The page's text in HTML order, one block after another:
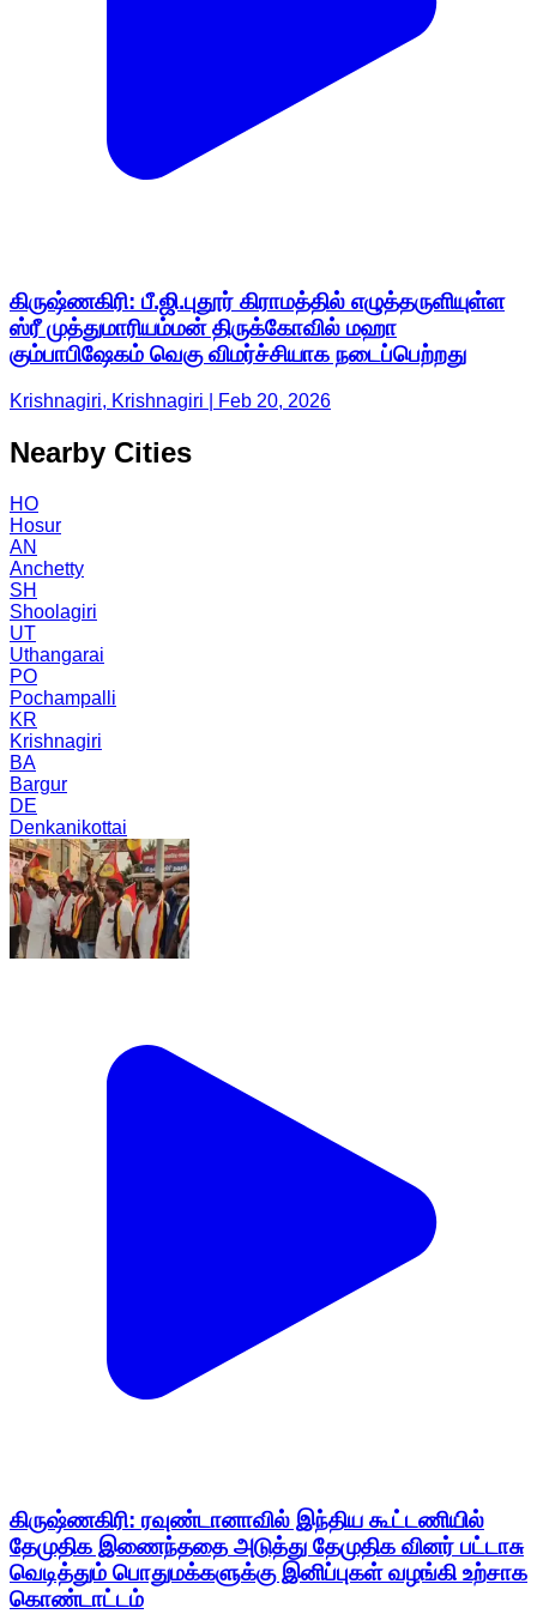
கிருஷ்ணகிரி: பீ.ஜி.புதூர் கிராமத்தில் எழுத்தருளியுள்ள
ஸ்ரீ முத்துமாரியம்மன் திருக்கோவில் மஹா
கும்பாபிஷேகம் வெகு விமர்ச்சியாக நடைப்பெற்றது
Krishnagiri, Krishnagiri | Feb 20, 2026
Nearby Cities
HO
Hosur
AN
Anchetty
SH
Shoolagiri
UT
Uthangarai
PO
Pochampalli
KR
Krishnagiri
BA
Bargur
DE
Denkanikottai
கிருஷ்ணகிரி: ரவுண்டானாவில் இந்திய கூட்டணியில்
தேமுதிக இணைந்ததை அடுத்து தேமுதிக வினர் பட்டாசு
வெடித்தும் பொதுமக்களுக்கு இனிப்புகள் வழங்கி உற்சாக
கொண்டாட்டம்